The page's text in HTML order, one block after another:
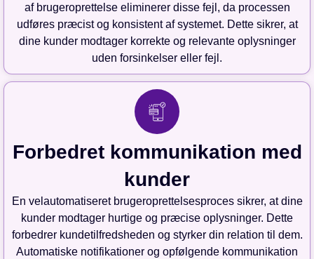
af brugeroprettelse eliminerer disse fejl, da processen
udføres præcist og konsistent af systemet. Dette sikrer, at
dine kunder modtager korrekte og relevante oplysninger
uden forsinkelser eller fejl.
Forbedret kommunikation med
kunder
En velautomatiseret brugeroprettelsesproces sikrer, at dine
kunder modtager hurtige og præcise oplysninger. Dette
forbedrer kundetilfredsheden og styrker din relation til dem.
Automatiske notifikationer og opfølgende kommunikation